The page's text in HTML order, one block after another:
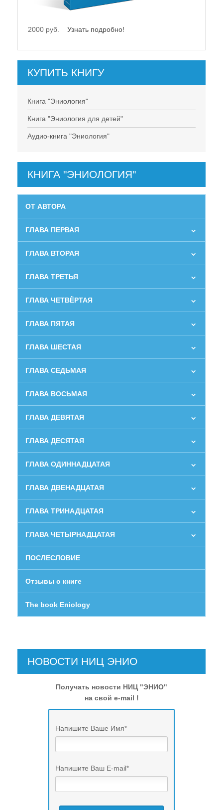
2000 руб. Узнать подробно!
КУПИТЬ КНИГУ
Книга "Эниология"
Книга "Эниология для детей"
Аудио-книга "Эниология"
КНИГА "ЭНИОЛОГИЯ"
ОТ АВТОРА
ГЛАВА ПЕРВАЯ
ГЛАВА ВТОРАЯ
ГЛАВА ТРЕТЬЯ
ГЛАВА ЧЕТВЁРТАЯ
ГЛАВА ПЯТАЯ
ГЛАВА ШЕСТАЯ
ГЛАВА СЕДЬМАЯ
ГЛАВА ВОСЬМАЯ
ГЛАВА ДЕВЯТАЯ
ГЛАВА ДЕСЯТАЯ
ГЛАВА ОДИННАДЦАТАЯ
ГЛАВА ДВЕНАДЦАТАЯ
ГЛАВА ТРИНАДЦАТАЯ
ГЛАВА ЧЕТЫРНАДЦАТАЯ
ПОСЛЕСЛОВИЕ
Отзывы о книге
The book Eniology
НОВОСТИ НИЦ ЭНИО
Получать новости НИЦ "ЭНИО"
на свой e-mail !
Напишите Ваше Имя*
Напишите Ваш E-mail*